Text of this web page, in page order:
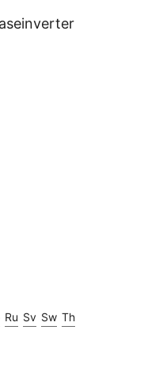
Ru Sv Sw Th